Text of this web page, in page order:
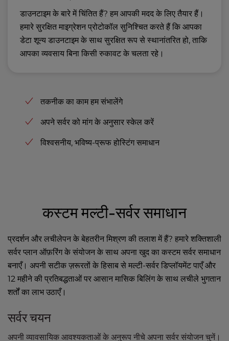
डाउनटाइम के बारे में चिंतित हैं? हम आपकी मदद के लिए तैयार हैं।
हमारे सुरक्षित माइग्रेशन प्रोटोकॉल सुनिश्चित करते हैं कि आपका
डेटा शून्य डाउनटाइम के साथ सुरक्षित रूप से स्थानांतरित हो, ताकि
आपका व्यवसाय बिना किसी रुकावट के चलता रहे।
तकनीक का काम हम संभालेंगे
अपने सर्वर को मांग के अनुसार स्केल करें
विश्वसनीय, भविष्य-प्रूफ होस्टिंग समाधान
कस्टम मल्टी-सर्वर समाधान
प्रदर्शन और लचीलेपन के बेहतरीन मिश्रण की तलाश में हैं? हमारे शक्तिशाली
सर्वर प्लान ऑफ़रिंग के संयोजन के साथ अपना खुद का कस्टम सर्वर समाधान
बनाएँ। अपनी सटीक ज़रूरतों के हिसाब से मल्टी-सर्वर डिप्लॉयमेंट पाएँ और
12 महीने की प्रतिबद्धताओं पर आसान मासिक बिलिंग के साथ लचीले भुगतान
शर्तों का लाभ उठाएँ।
सर्वर चयन
अपनी व्यावसायिक आवश्यकताओं के अनुरूप नीचे अपना सर्वर संयोजन चुनें।